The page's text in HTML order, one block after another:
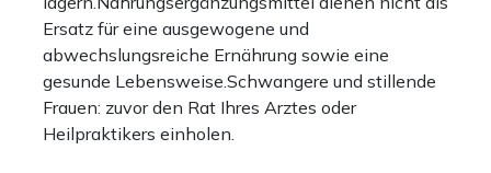
Ersatz für eine ausgewogene und
abwechslungsreiche Ernährung sowie eine
gesunde Lebensweise.Schwangere und stillende
Frauen: zuvor den Rat Ihres Arztes oder
Heilpraktikers einholen.